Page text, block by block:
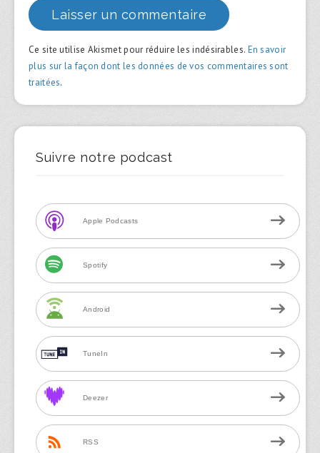
Ce site utilise Akismet pour réduire les indésirables. En savoir
plus sur la façon dont les données de vos commentaires sont
traitées.
Suivre notre podcast
Apple Podcasts
Spotify
Android
TuneIn
Deezer
RSS